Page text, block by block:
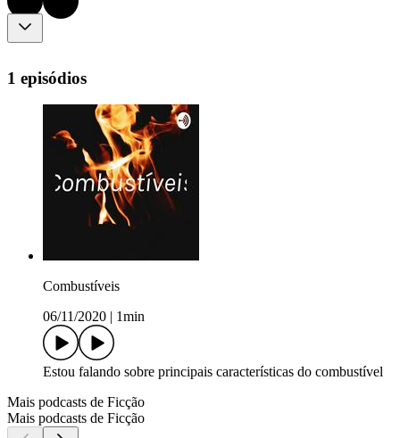
1 episódios
Combustíveis
06/11/2020
1min
Estou falando sobre principais características do combustível
Mais podcasts de Ficção
Mais podcasts de Ficção